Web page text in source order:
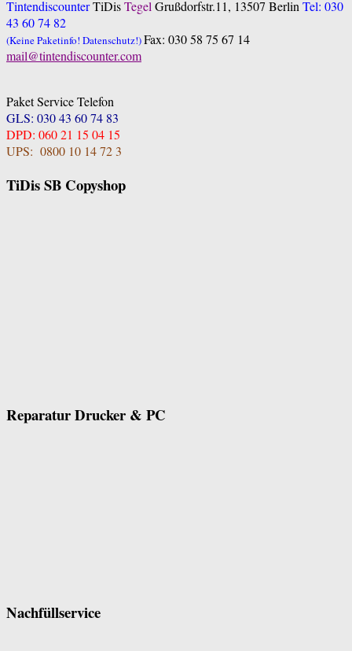
TintendiscounterTiDisTegelGrußdorfstr.11, 13507 BerlinTel: 030
43 60 74 82
(Keine Paketinfo! Datenschutz!)Fax: 030 58 75 67 14
mail@tintendiscounter.com
Paket Service Telefon
GLS: 030 43 60 74 83
DPD: 060 21 15 04 15
UPS: 0800 10 14 72 3
TiDis SB Copyshop
Reparatur Drucker & PC
Nachfüllservice